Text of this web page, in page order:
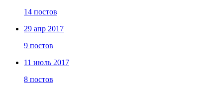
14 постов
29 апр 2017
9 постов
11 июль 2017
8 постов